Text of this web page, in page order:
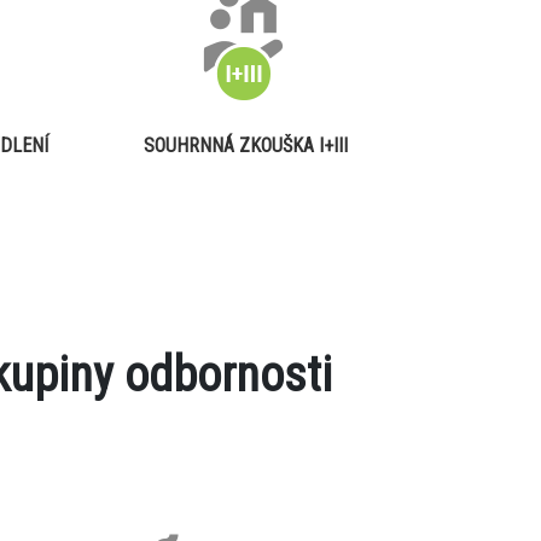
SOUHRNNÁ ZKOUŠKA I+III
odbornosti